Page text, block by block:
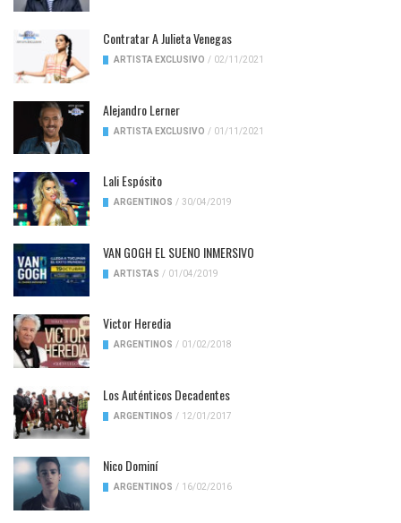
Contratar A Julieta Venegas
ARTISTA EXCLUSIVO / 02/11/2021
Alejandro Lerner
ARTISTA EXCLUSIVO / 01/11/2021
Lali Espósito
ARGENTINOS / 30/04/2019
VAN GOGH EL SUENO INMERSIVO
ARTISTAS / 01/04/2019
Victor Heredia
ARGENTINOS / 01/02/2018
Los Auténticos Decadentes
ARGENTINOS / 12/01/2017
Nico Dominí
ARGENTINOS / 16/02/2016